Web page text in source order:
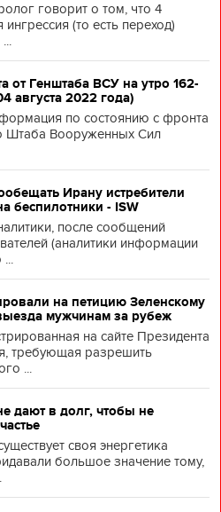
говорит о том, что 4
ингрессия (то есть переход)
от Генштаба ВСУ на утро 162-
августа 2022 года)
по состоянию с фронта
Штаба Вооруженных Сил
Ирану истребители
беспилотники - ISW
после сообщений
(аналитики информации
...
на петицию Зеленскому
мужчинам за рубеж
на сайте Президента
требующая разрешить
...
дают в долг, чтобы не
своя энергетика
большое значение тому,